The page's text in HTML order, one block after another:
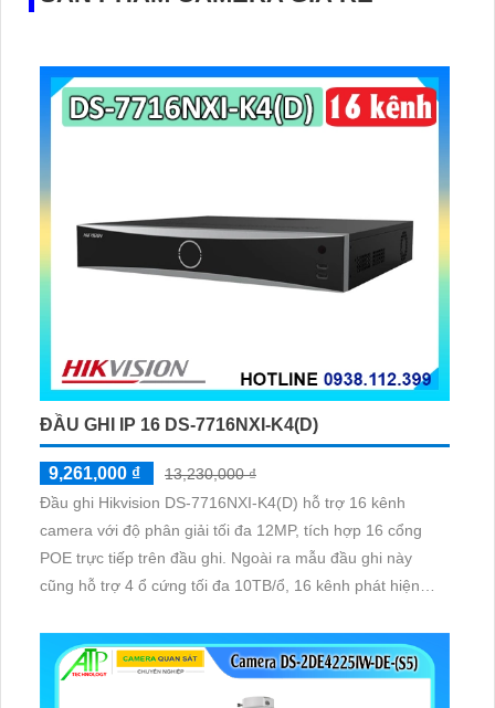
ĐẦU GHI IP 16 DS-7716NXI-K4(D)
9,261,000 ₫
13,230,000 ₫
Đầu ghi Hikvision DS-7716NXI-K4(D) hỗ trợ 16 kênh
camera với độ phân giải tối đa 12MP, tích hợp 16 cổng
POE trực tiếp trên đầu ghi. Ngoài ra mẫu đầu ghi này
cũng hỗ trợ 4 ổ cứng tối đa 10TB/ổ, 16 kênh phát hiện